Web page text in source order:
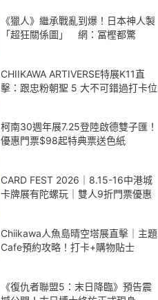
《獵人》繼承戰亂到爆！日本神人製
「超狂關係圖」 網：冨樫都驚
CHIIKAWA ARTIVERSE特展K11直
擊：跟忠粉朝聖 5 大不可錯過打卡位
柯南30週年展7.25登陸啟德雙子匯！
優惠門票$98起特典票送色紙
CARD FEST 2026｜8.15-16中港城
卡牌展有陀螺玩｜雙人9折門票優惠
Chiikawa人魚島晴空塔展直擊｜主題
Cafe預約攻略！打卡+購物貼士
《復仇者聯盟5：末日降臨》預告震